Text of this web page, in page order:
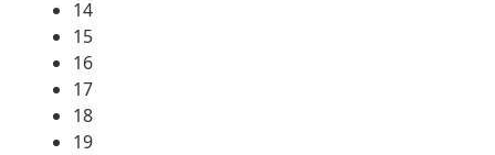
14
15
16
17
18
19